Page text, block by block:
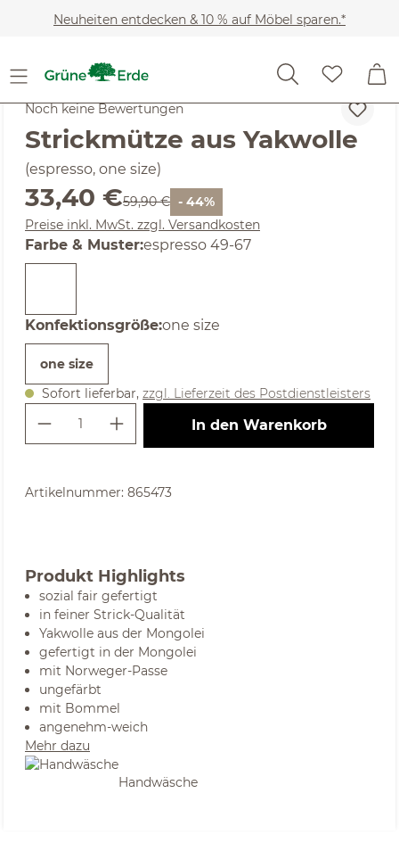
Zum Hauptinhalt springen
Neuheiten entdecken & 10 % auf Möbel sparen.*
Kleidung
Accessoires
Noch keine Bewertungen
Strickmütze aus Yakwolle
(espresso, one size)
Verkaufspreis:
33,40 €Regulärer Preis:
59,90 € - 44%
Preise inkl. MwSt. zzgl. Versandkosten
Farbe & Musterauswählen
:espresso 49-67
Konfektionsgrößeauswählen
:one size
one size
Sofort lieferbar, zzgl. Lieferzeit des Postdienstleisters
Produkt Anzahl: Gib den
In den Warenkorb
Artikelnummer: 865473
Produkt Highlights
sozial fair gefertigt
in feiner Strick-Qualität
Yakwolle aus der Mongolei
gefertigt in der Mongolei
mit Norweger-Passe
ungefärbt
mit Bommel
angenehm-weich
Mehr dazu
Handwäsche